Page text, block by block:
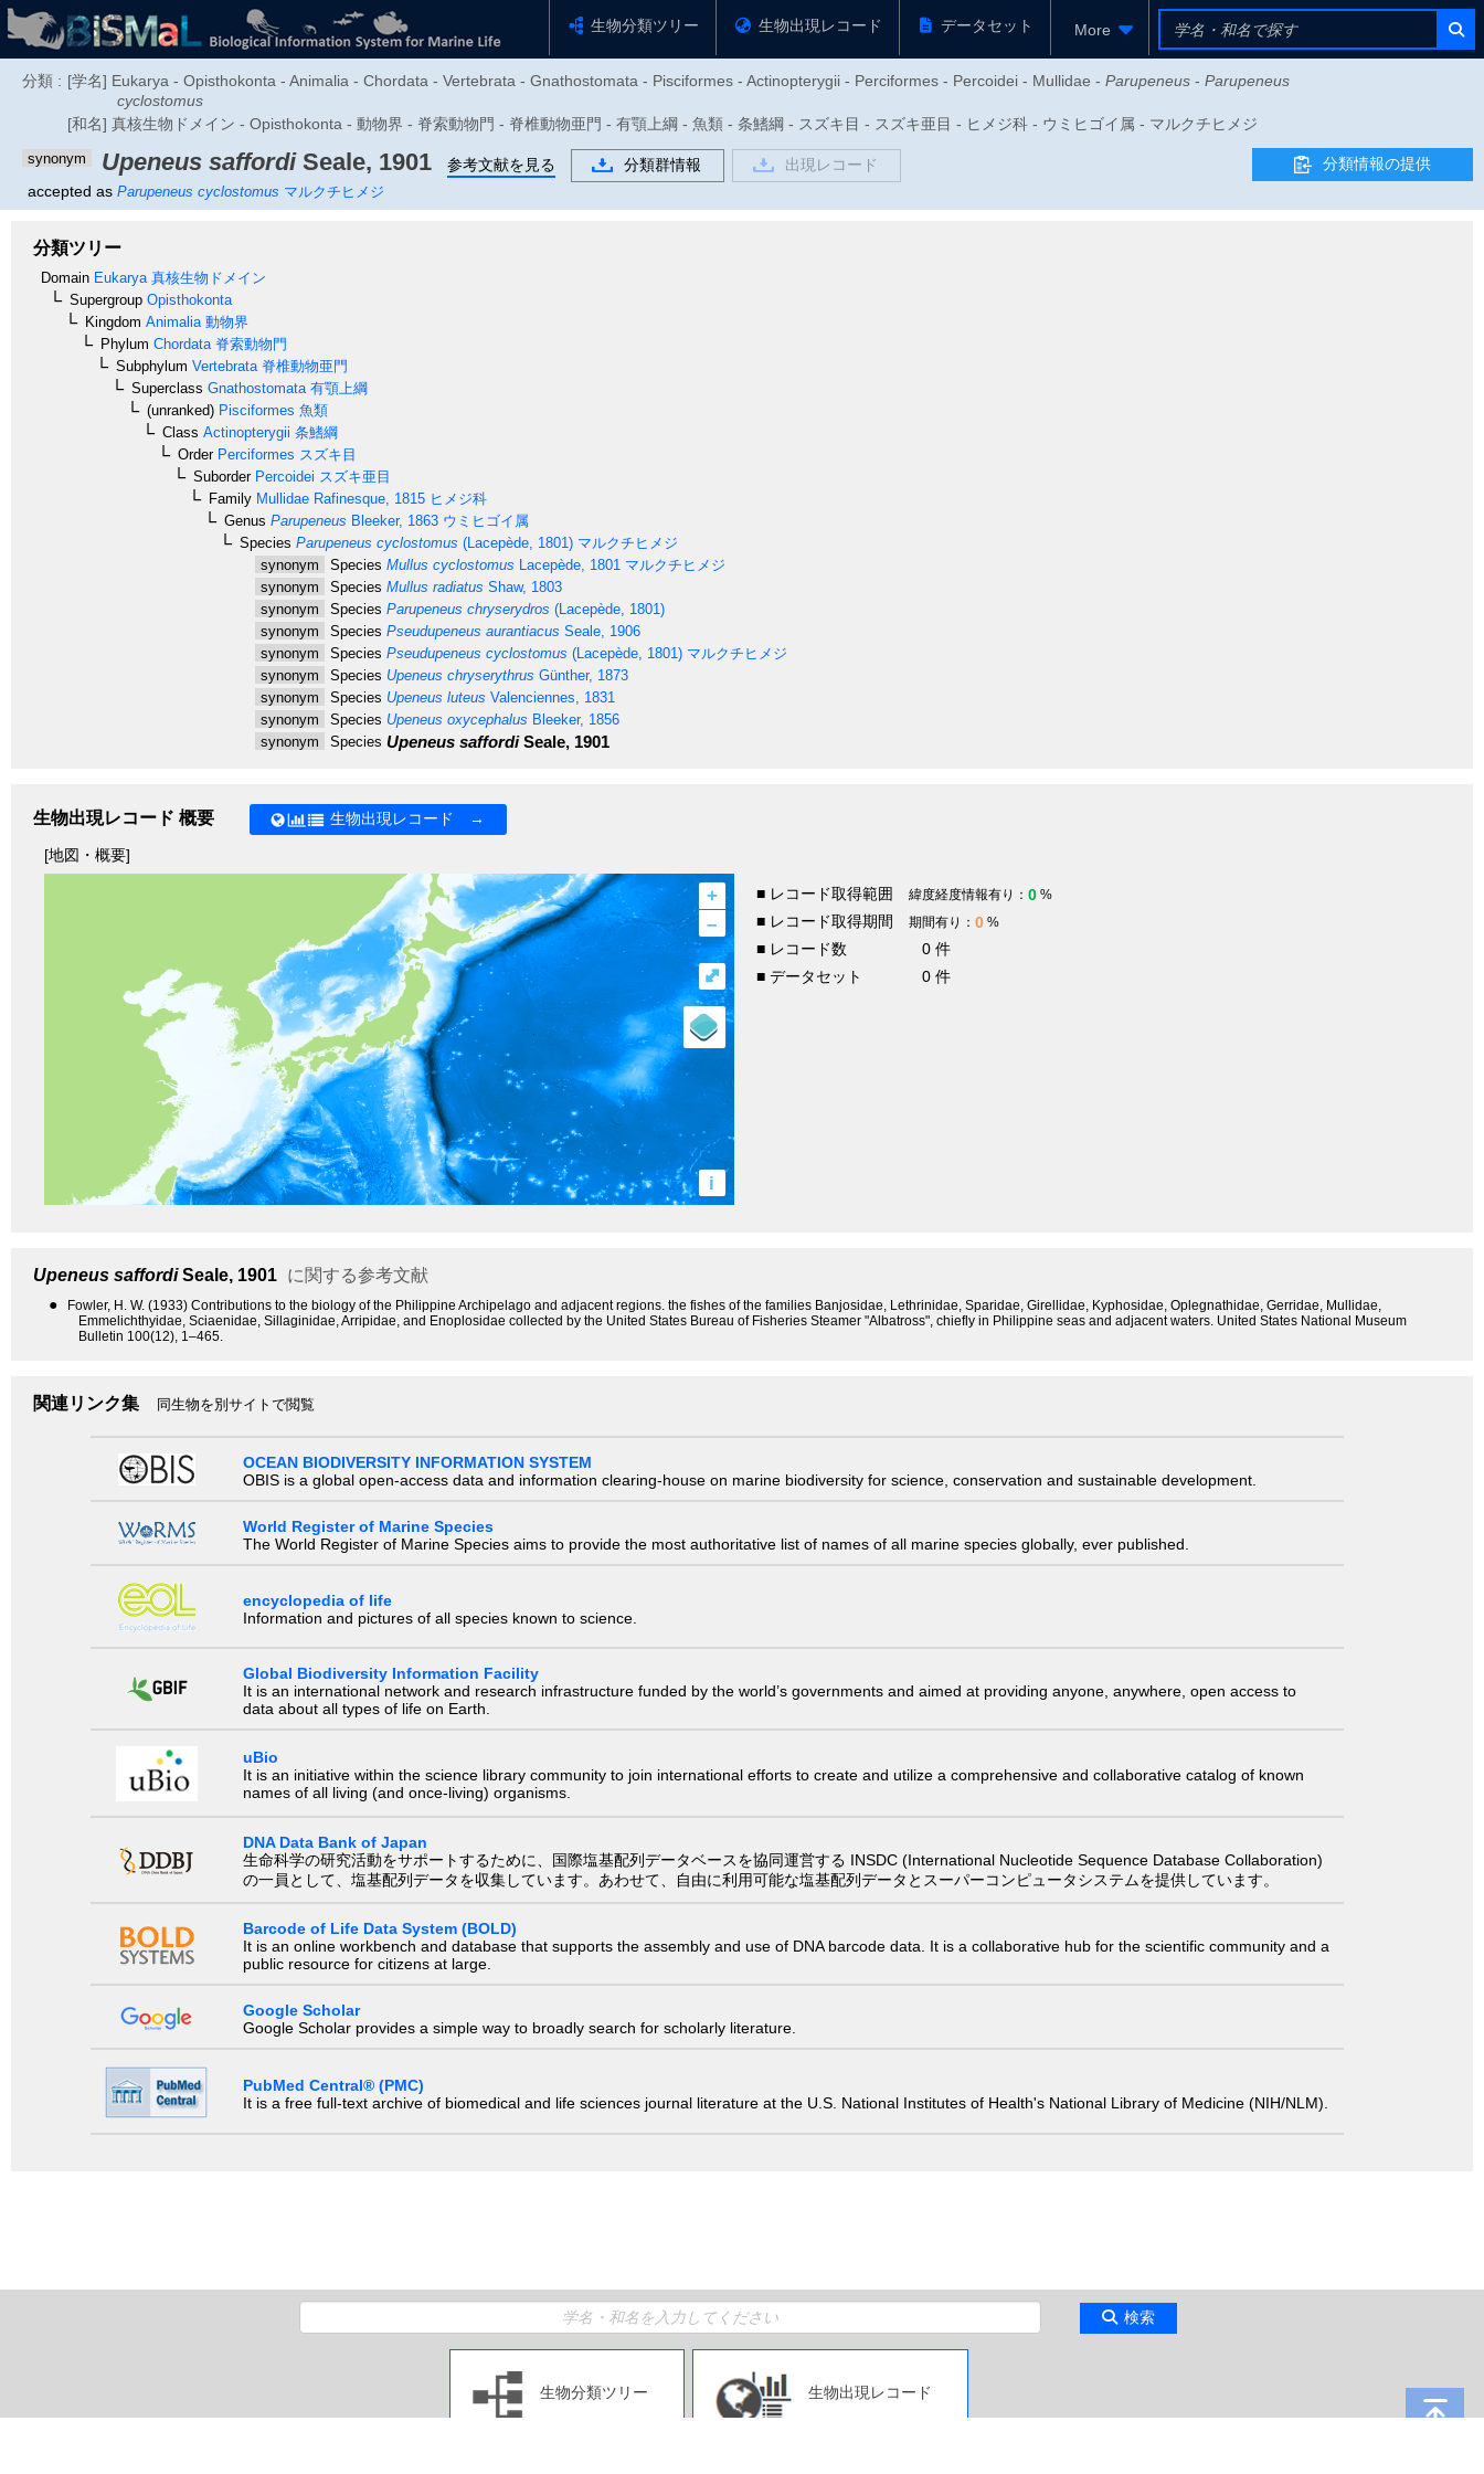
生物分類ツリー 生物出現レコード データセット More
分類 : [学名] Eukarya - Opisthokonta - Animalia - Chordata - Vertebrata - Gnathostomata - Pisciformes - Actinopterygii - Perciformes - Percoidei - Mullidae - Parupeneus - Parupeneus
cyclostomus
[和名] 真核生物ドメイン - Opisthokonta - 動物界 - 脊索動物門 - 脊椎動物亜門 - 有顎上綱 - 魚類 - 条鰭綱 - スズキ目 - スズキ亜目 - ヒメジ科 - ウミヒゴイ属 - マルクチヒメジ
synonym Upeneus saffordiSeale, 1901
accepted as Parupeneus cyclostomus マルクチヒメジ
参考文献を見る 分類群情報 出現レコード 分類情報の提供
分類ツリー
Domain Eukarya真核生物ドメイン
Supergroup Opisthokonta
Kingdom Animalia動物界
Phylum Chordata脊索動物門
Subphylum Vertebrata脊椎動物亜門
Superclass Gnathostomata有顎上綱
(unranked) Pisciformes 魚類
Class Actinopterygii 条鰭綱
OrderPerciformes スズキ目
SuborderPercoidei スズキ亜目
Family Mullidae Rafinesque, 1815 ヒメジ科
Genus Parupeneus Bleeker, 1863 ウミヒゴイ属
Species Parupeneus cyclostomus (Lacepède, 1801) マルクチヒメジ
synonym
Species Mullus cyclostomus Lacepède, 1801 マルクチヒメジ
synonym
Species Mullus radiatus Shaw, 1803
synonym
Species Parupeneus chryserydros (Lacepède, 1801)
synonym
Species Pseudupeneus aurantiacus Seale, 1906
synonym
Species Pseudupeneus cyclostomus (Lacepède, 1801) マルクチヒメジ
synonym
Species Upeneus chryserythrus Günther, 1873
synonym
Species Upeneus luteus Valenciennes, 1831
synonym
Species Upeneus oxycephalus Bleeker, 1856
synonym
Species Upeneus saffordiSeale, 1901
生物出現レコード 概要 生物出現レコード →
[地図・概要]
+
–
i
⤢
■ レコード取得範囲 緯度経度情報有り： 0 %
■ レコード取得期間 期間有り： 0 %
■ レコード数
0 件
■ データセット
0 件
Upeneus saffordiSeale, 1901 に関する参考文献
●
Fowler, H. W. (1933) Contributions to the biology of the Philippine Archipelago and adjacent regions. the fishes of the families Banjosidae, Lethrinidae, Sparidae, Girellidae, Kyphosidae, Oplegnathidae, Gerridae, Mullidae,
Emmelichthyidae, Sciaenidae, Sillaginidae, Arripidae, and Enoplosidae collected by the United States Bureau of Fisheries Steamer "Albatross", chiefly in Philippine seas and adjacent waters. United States National Museum
Bulletin 100(12), 1–465.
関連リンク集 同生物を別サイトで閲覧
OCEAN BIODIVERSITY INFORMATION SYSTEM
OBIS is a global open-access data and information clearing-house on marine biodiversity for science, conservation and sustainable development.
World Register of Marine Species
The World Register of Marine Species aims to provide the most authoritative list of names of all marine species globally, ever published.
encyclopedia of life
Information and pictures of all species known to science.
Global Biodiversity Information Facility
It is an international network and research infrastructure funded by the world’s governments and aimed at providing anyone, anywhere, open access to
data about all types of life on Earth.
uBio
It is an initiative within the science library community to join international efforts to create and utilize a comprehensive and collaborative catalog of known
names of all living (and once-living) organisms.
DNA Data Bank of Japan
生命科学の研究活動をサポートするために、国際塩基配列データベースを協同運営する INSDC (International Nucleotide Sequence Database Collaboration)
の一員として、塩基配列データを収集しています。あわせて、自由に利用可能な塩基配列データとスーパーコンピュータシステムを提供しています。
Barcode of Life Data System (BOLD)
It is an online workbench and database that supports the assembly and use of DNA barcode data. It is a collaborative hub for the scientific community and a
public resource for citizens at large.
Google Scholar
Google Scholar provides a simple way to broadly search for scholarly literature.
PubMed Central® (PMC)
It is a free full-text archive of biomedical and life sciences journal literature at the U.S. National Institutes of Health's National Library of Medicine (NIH/NLM).
検索
生物分類ツリー 生物出現レコード